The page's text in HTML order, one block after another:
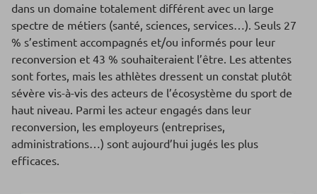
dans un domaine totalement différent avec un large
spectre de métiers (santé, sciences, services…). Seuls 27
% s’estiment accompagnés et/ou informés pour leur
reconversion et 43 % souhaiteraient l’être. Les attentes
sont fortes, mais les athlètes dressent un constat plutôt
sévère vis-à-vis des acteurs de l’écosystème du sport de
haut niveau. Parmi les acteur engagés dans leur
reconversion, les employeurs (entreprises,
administrations…) sont aujourd’hui jugés les plus
efficaces.